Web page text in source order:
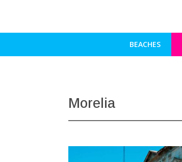
BEACHES
Morelia